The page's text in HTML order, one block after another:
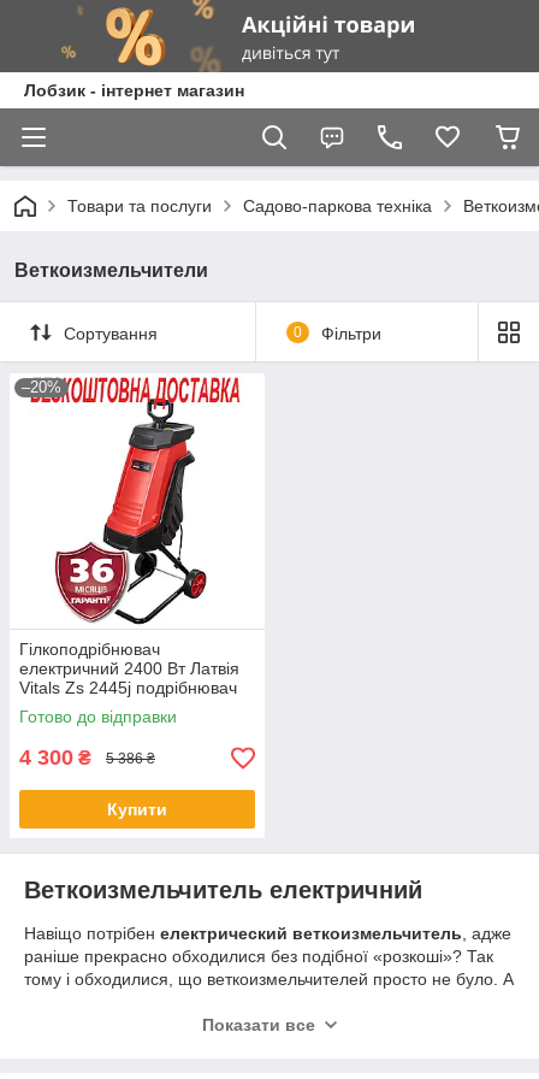
Лобзик - інтернет магазин
Товари та послуги Садово-паркова техніка
Веткоизмельчители
Сортування 0 Фільтри
–20%
Гілкоподрібнювач
електричний 2400 Вт Латвія
Vitals Zs 2445j подрібнювач
гілок електричний
Готово до відправки
4 300 ₴ 5 386 ₴
Купити
Веткоизмельчитель електричний
Навіщо потрібен електрический веткоизмельчитель , адже
раніше прекрасно обходилися без подібної «розкоші»? Так
тому і обходилися, що веткоизмельчителей просто не було. А
обрізки дерев або розчищення заростей чагарнику
Показати все